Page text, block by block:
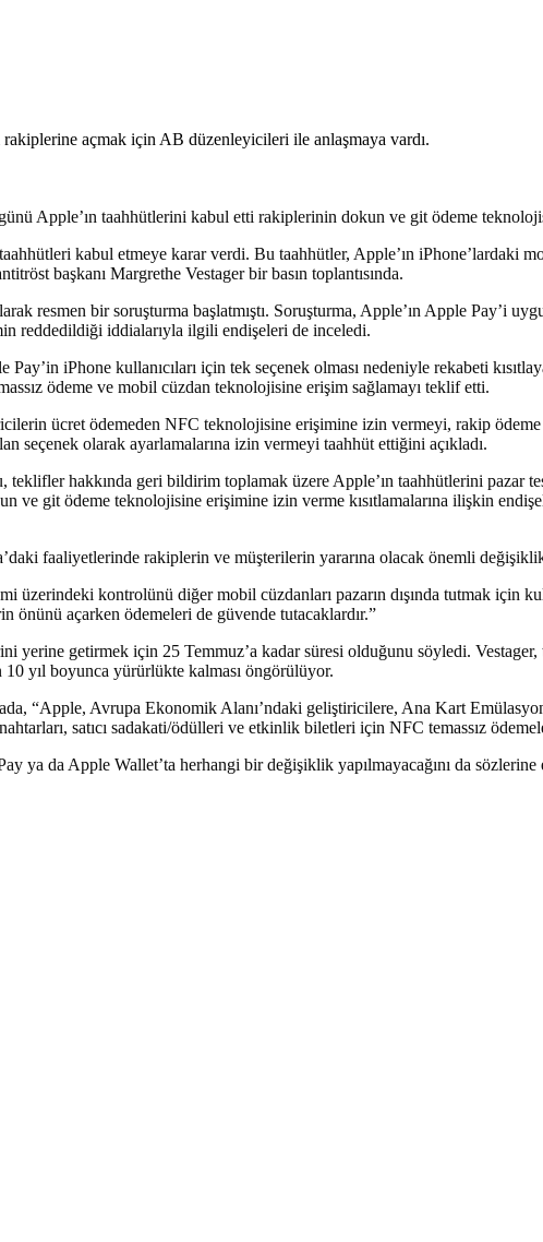
Apple’ın taahhütlerini kabul etti rakiplerinin dokun ve git ödeme
kabul etmeye karar verdi. Bu taahhütler, Apple’ın iPhone’lardaki
başkanı Margrethe Vestager bir basın toplantısında.
resmen bir soruşturma başlatmıştı. Soruşturma, Apple’ın Apple Pay’i
reddedildiği iddialarıyla ilgili endişeleri de inceledi.
iPhone kullanıcıları için tek seçenek olması nedeniyle rekabeti
ödeme ve mobil cüzdan teknolojisine erişim sağlamayı teklif etti.
ücret ödemeden NFC teknolojisine erişimine izin vermeyi, rakip
seçenek olarak ayarlamalarına izin vermeyi taahhüt ettiğini açıkladı.
teklifler hakkında geri bildirim toplamak üzere Apple’ın taahhütlerini pazar
ve git ödeme teknolojisine erişimine izin verme kısıtlamalarına ilişkin
faaliyetlerinde rakiplerin ve müşterilerin yararına olacak önemli
üzerindeki kontrolünü diğer mobil cüzdanları pazarın dışında tutmak için
önünü açarken ödemeleri de güvende tutacaklardır.”
yerine getirmek için 25 Temmuz’a kadar süresi olduğunu söyledi.
yıl boyunca yürürlükte kalması öngörülüyor.
“Apple, Avrupa Ekonomik Alanı’ndaki geliştiricilere, Ana Kart
satıcı sadakati/ödülleri ve etkinlik biletleri için NFC temassız
ya da Apple Wallet’ta herhangi bir değişiklik yapılmayacağını da sözlerine